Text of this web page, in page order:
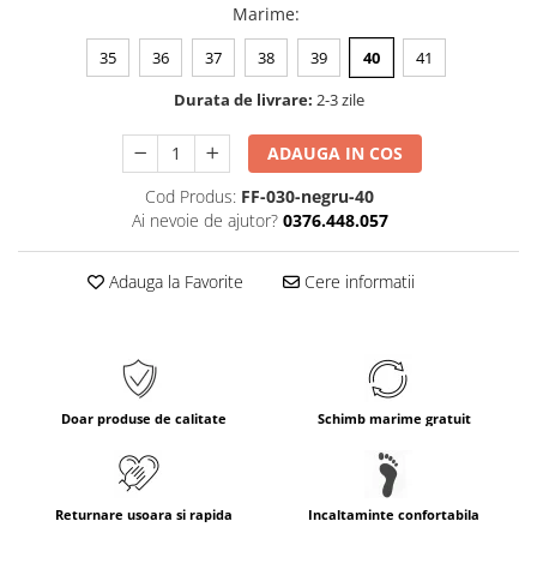
Marime:
35 36 37 38 39 40
41
Durata de livrare: 2-3 zile
ADAUGA IN COS
Cod Produs: FF-030-negru-40
Ai nevoie de ajutor? 0376.448.057
Adauga la Favorite Cere informatii
Doar produse de calitate Schimb marime gratuit
Returnare usoara si rapida Incaltaminte confortabila